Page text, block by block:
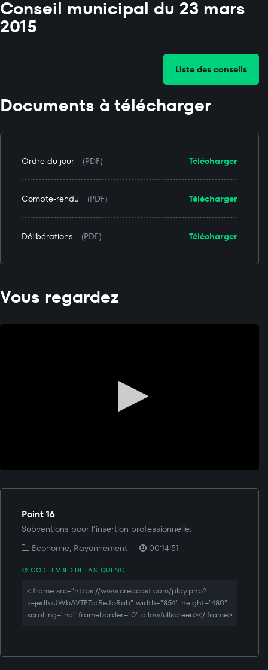
Conseil municipal du 23 mars
2015
Liste des conseils
Documents à télécharger
Télécharger
Ordre du jour (PDF)
Télécharger
Compte-rendu (PDF)
Télécharger
Délibérations (PDF)
Vous regardez
Point 16
Subventions pour l’insertion professionnelle.
Economie, Rayonnement
00:14:51
CODE EMBED DE LA SÉQUENCE
<iframe src="https://www.creacast.com/play.php?
k=jedhkJWbAVTETctReJbRab" width="854" height="480"
scrolling="no" frameborder="0" allowfullscreen></iframe>